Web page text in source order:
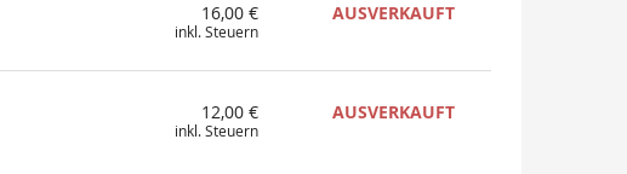
16,00 €
inkl. Steuern
AUSVERKAUFT
12,00 €
inkl. Steuern
AUSVERKAUFT